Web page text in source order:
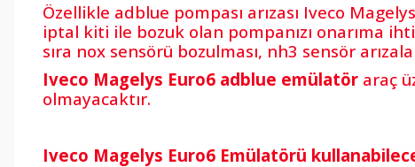
Özellikle adblue pompası arızası Iveco
iptal kiti ile bozuk olan pompanızı onarıma
sıra nox sensörü bozulması, nh3 sensör
Iveco Magelys Euro6 adblue emülatör araç
olmayacaktır.
Iveco Magelys Euro6 Emülatörü